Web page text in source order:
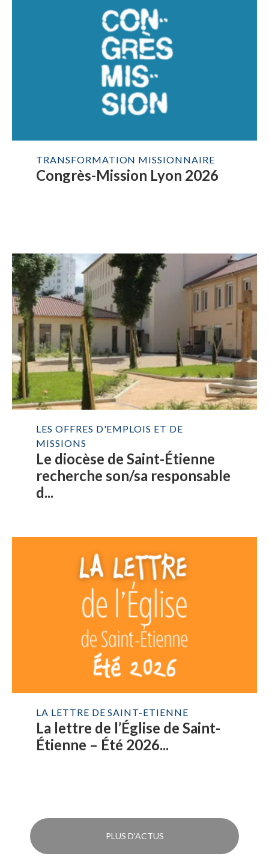
TRANSFORMATION MISSIONNAIRE
Congrès-Mission Lyon 2026
LES OFFRES D'EMPLOIS ET DE
MISSIONS
Le diocèse de Saint-Étienne
recherche son/sa responsable
d...
LA LETTRE DE SAINT-ETIENNE
La lettre de l’Église de Saint-
Étienne – Été 2026...
PLUS D'ACTUS